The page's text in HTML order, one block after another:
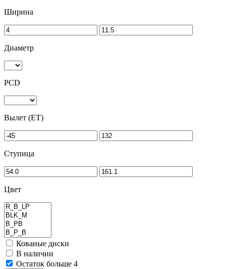
Ширина
Диаметр
PCD
Вылет (ET)
Ступица
Цвет
Кованые диски
В наличии
Остаток больше 4